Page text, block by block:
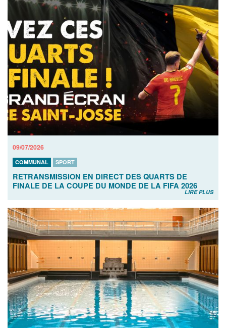
09/07/2026
COMMUNAL SPORT
RETRANSMISSION EN DIRECT DES QUARTS DE
FINALE DE LA COUPE DU MONDE DE LA FIFA 2026
LIRE PLUS